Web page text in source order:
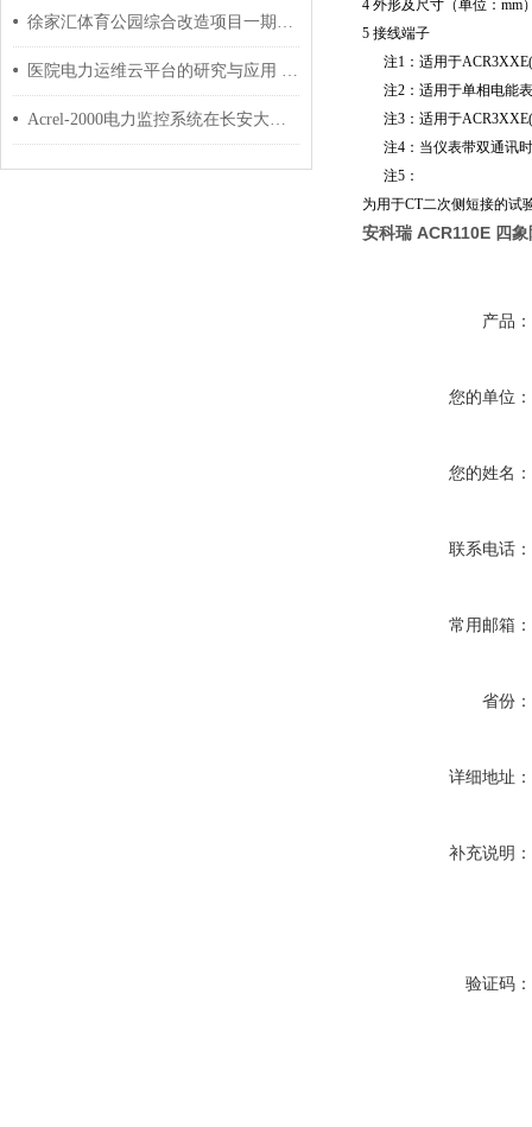
徐家汇体育公园综合改造项目一期工程消防设备电源监控系统的设计与应用
医院电力运维云平台的研究与应用 安科瑞 许敏
Acrel-2000电力监控系统在长安大学西门配电室的应用
4 外形及尺寸（单位：mm
5 接线端子
注1：适用于
注2：适用于单相电能表
注3：适用于
注4：当仪表带双通讯时
注5：
为用于CT二次侧短接的试
安科瑞 ACR110E 四
产品：
您的单位：
您的姓名：
联系电话：
常用邮箱：
省份：
详细地址：
补充说明：
验证码：